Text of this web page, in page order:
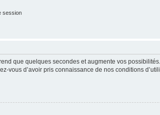
session
que quelques secondes et augmente vos
vous d’avoir pris connaissance de nos conditions